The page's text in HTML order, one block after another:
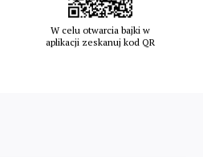
W celu otwarcia bajki w
aplikacji zeskanuj kod QR